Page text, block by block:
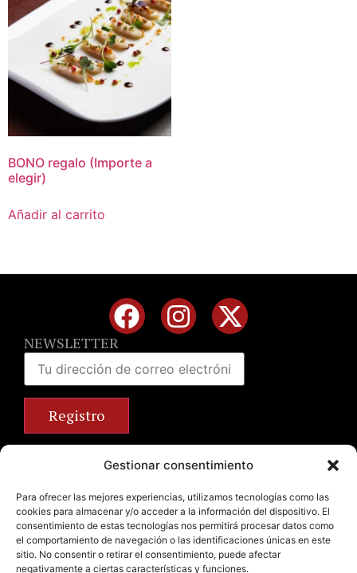
Gestionar consentimiento
Para ofrecer las mejores experiencias, utilizamos tecnologías como las
cookies para almacenar y/o acceder a la información del dispositivo. El
consentimiento de estas tecnologías nos permitirá procesar datos como
el comportamiento de navegación o las identificaciones únicas en este
sitio. No consentir o retirar el consentimiento, puede afectar
negativamente a ciertas características y funciones.
BONO regalo (Importe a
elegir)
Añadir al carrito
NEWSLETTER
+34 963 672 314
info@emilianobodega.com
Parking gratuito